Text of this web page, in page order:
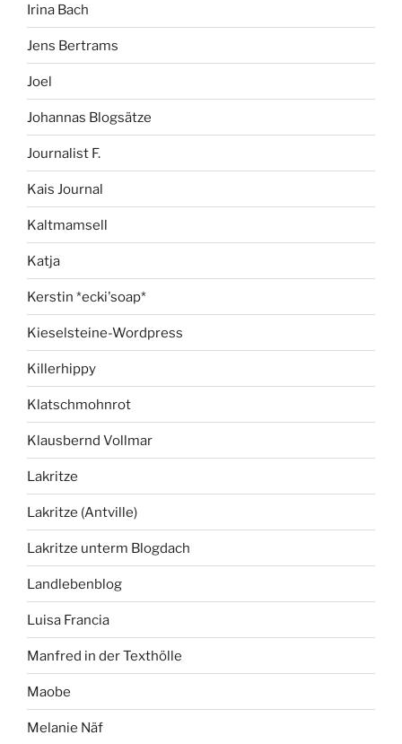
Irina Bach
Jens Bertrams
Joel
Johannas Blogsätze
Journalist F.
Kais Journal
Kaltmamsell
Katja
Kerstin *ecki'soap*
Kieselsteine-Wordpress
Killerhippy
Klatschmohnrot
Klausbernd Vollmar
Lakritze
Lakritze (Antville)
Lakritze unterm Blogdach
Landlebenblog
Luisa Francia
Manfred in der Texthölle
Maobe
Melanie Näf